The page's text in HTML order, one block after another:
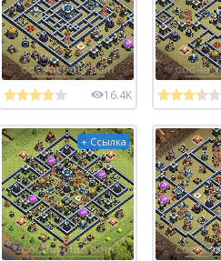
16.4K
+ Ссылка